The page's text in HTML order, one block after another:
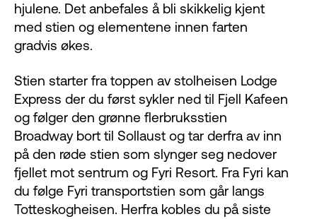
hjulene. Det anbefales å bli skikkelig kjent
med stien og elementene innen farten
gradvis økes.
Stien starter fra toppen av stolheisen Lodge
Express der du først sykler ned til Fjell Kafeen
og følger den grønne flerbruksstien
Broadway bort til Sollaust og tar derfra av inn
på den røde stien som slynger seg nedover
fjellet mot sentrum og Fyri Resort. Fra Fyri kan
du følge Fyri transportstien som går langs
Totteskogheisen. Herfra kobles du på siste